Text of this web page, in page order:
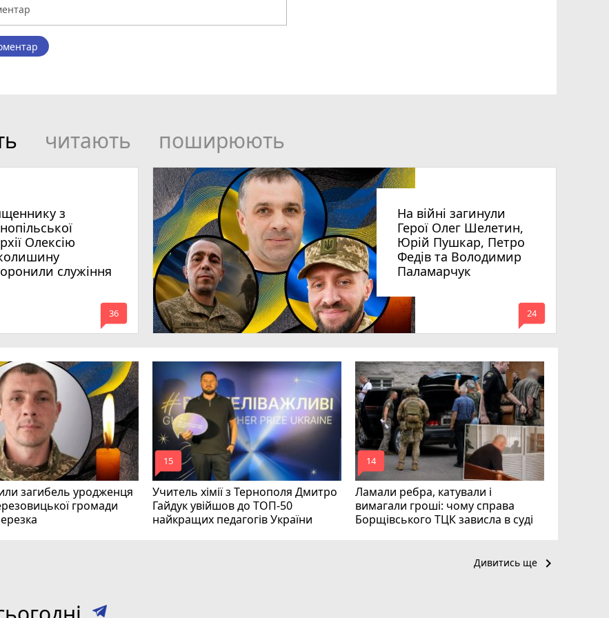
читають поширюють
з
Олексію
служіння
mode_comment
36
На війні загинули
Герої Олег Шелетин,
Юрій Пушкар, Петро
Федів та Володимир
Паламарчук
mode_comment
24
загибель уродженця
громади
Учитель хімії з Тернополя Дмитро
Гайдук увійшов до ТОП-50
найкращих педагогів України
mode_comment
15
Ламали ребра, катували і
вимагали гроші: чому справа
Борщівського ТЦК зависла в суді
mode_comment
14
Дивитись ще keyboard_arrow_right